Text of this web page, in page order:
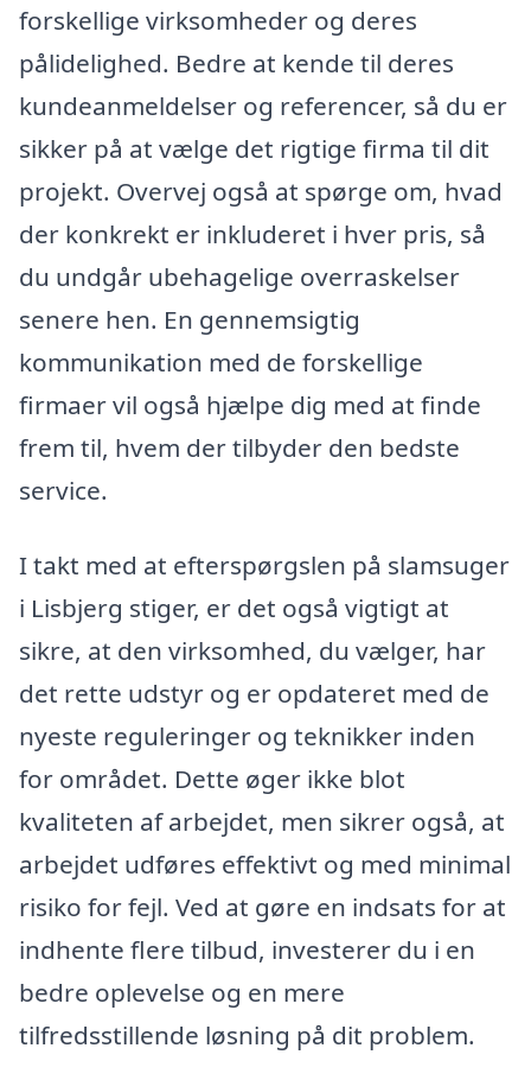
forskellige virksomheder og deres
pålidelighed. Bedre at kende til deres
kundeanmeldelser og referencer, så du er
sikker på at vælge det rigtige firma til dit
projekt. Overvej også at spørge om, hvad
der konkrekt er inkluderet i hver pris, så
du undgår ubehagelige overraskelser
senere hen. En gennemsigtig
kommunikation med de forskellige
firmaer vil også hjælpe dig med at finde
frem til, hvem der tilbyder den bedste
service.
I takt med at efterspørgslen på slamsuger
i Lisbjerg stiger, er det også vigtigt at
sikre, at den virksomhed, du vælger, har
det rette udstyr og er opdateret med de
nyeste reguleringer og teknikker inden
for området. Dette øger ikke blot
kvaliteten af arbejdet, men sikrer også, at
arbejdet udføres effektivt og med minimal
risiko for fejl. Ved at gøre en indsats for at
indhente flere tilbud, investerer du i en
bedre oplevelse og en mere
tilfredsstillende løsning på dit problem.